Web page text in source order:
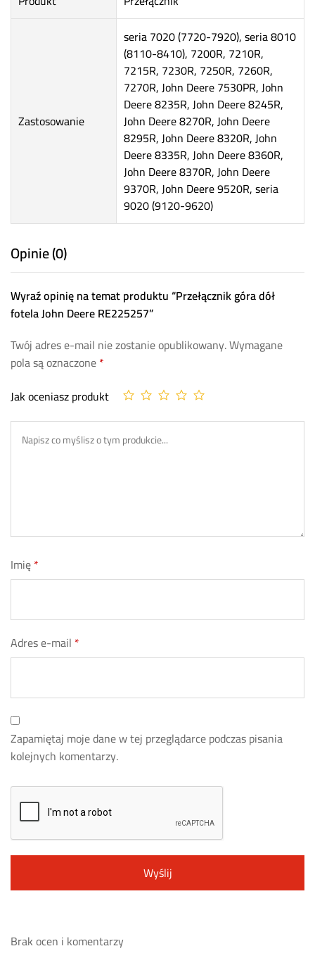
Zastosowanie
seria 7020 (7720-7920), seria 8010
(8110-8410), 7200R, 7210R,
7215R, 7230R, 7250R, 7260R,
7270R, John Deere 7530PR, John
Deere 8235R, John Deere 8245R,
John Deere 8270R, John Deere
8295R, John Deere 8320R, John
Deere 8335R, John Deere 8360R,
John Deere 8370R, John Deere
9370R, John Deere 9520R, seria
9020 (9120-9620)
Opinie (0)
Wyraź opinię na temat produktu “Przełącznik góra dół
fotela John Deere RE225257”
Twój adres e-mail nie zostanie opublikowany.Wymagane
pola są oznaczone*
Jak oceniasz produkt
Imię*
Adres e-mail *
Zapamiętaj moje dane w tej przeglądarce podczas pisania
kolejnych komentarzy.
Brak ocen i komentarzy